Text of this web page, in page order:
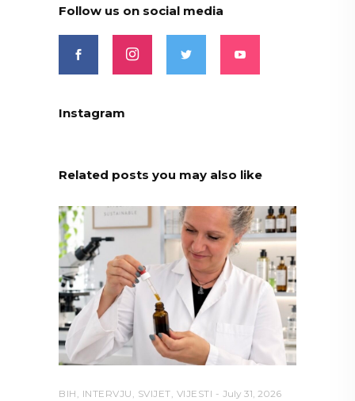
Follow us on social media
Instagram
Related posts you may also like
BIH , INTERVJU , SVIJET, VIJESTI July 31, 2026